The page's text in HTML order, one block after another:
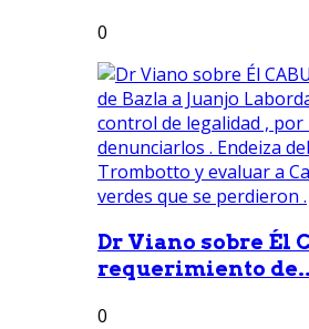
0
Dr Viano sobre Él
requerimiento
0